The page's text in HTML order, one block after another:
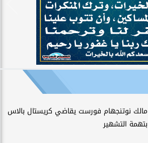
مالك نوتنجهام فورست يقاضي كريستال بالاس
بتهمة التشهير